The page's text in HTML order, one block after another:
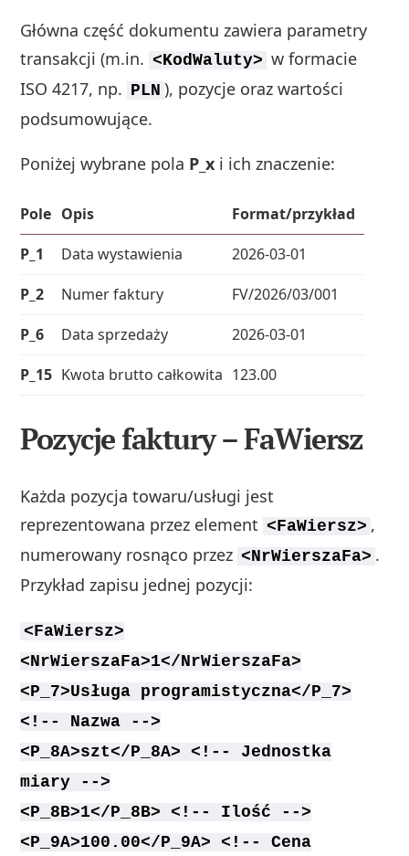
Główna część dokumentu zawiera parametry
transakcji (m.in. <KodWaluty> w formacie
ISO 4217, np. PLN ), pozycje oraz wartości
podsumowujące.
Poniżej wybrane pola P_x i ich znaczenie:
Pole Opis
Format/przykład
P_1
Data wystawienia
2026-03-01
P_2
Numer faktury
FV/2026/03/001
P_6
Data sprzedaży
2026-03-01
P_15 Kwota brutto całkowita 123.00
Pozycje faktury – FaWiersz
Każda pozycja towaru/usługi jest
reprezentowana przez element <FaWiersz> ,
numerowany rosnąco przez <NrWierszaFa> .
Przykład zapisu jednej pozycji:
<FaWiersz>
<NrWierszaFa>1</NrWierszaFa>
<P_7>Usługa programistyczna</P_7>
<!-- Nazwa -->
<P_8A>szt</P_8A> <!-- Jednostka
miary -->
<P_8B>1</P_8B> <!-- Ilość -->
<P_9A>100.00</P_9A> <!-- Cena